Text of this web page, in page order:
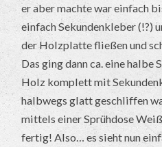
er aber machte war einfach
einfach Sekundenkleber (!?)
der Holzplatte fließen und
Das ging dann ca. eine halbe
Holz komplett mit
halbwegs glatt geschliffen
mittels einer Sprühdose
fertig! Also… es sieht nun